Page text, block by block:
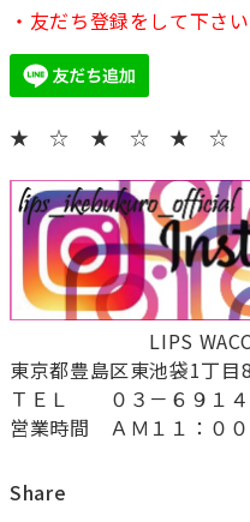
・友だち登録をして下さい
★ ☆ ★ ☆ ★ ☆
LIPS WACCA
東京都豊島区東池袋1
ＴＥＬ ０３－６９１４
営業時間 ＡＭ１１：０
Share